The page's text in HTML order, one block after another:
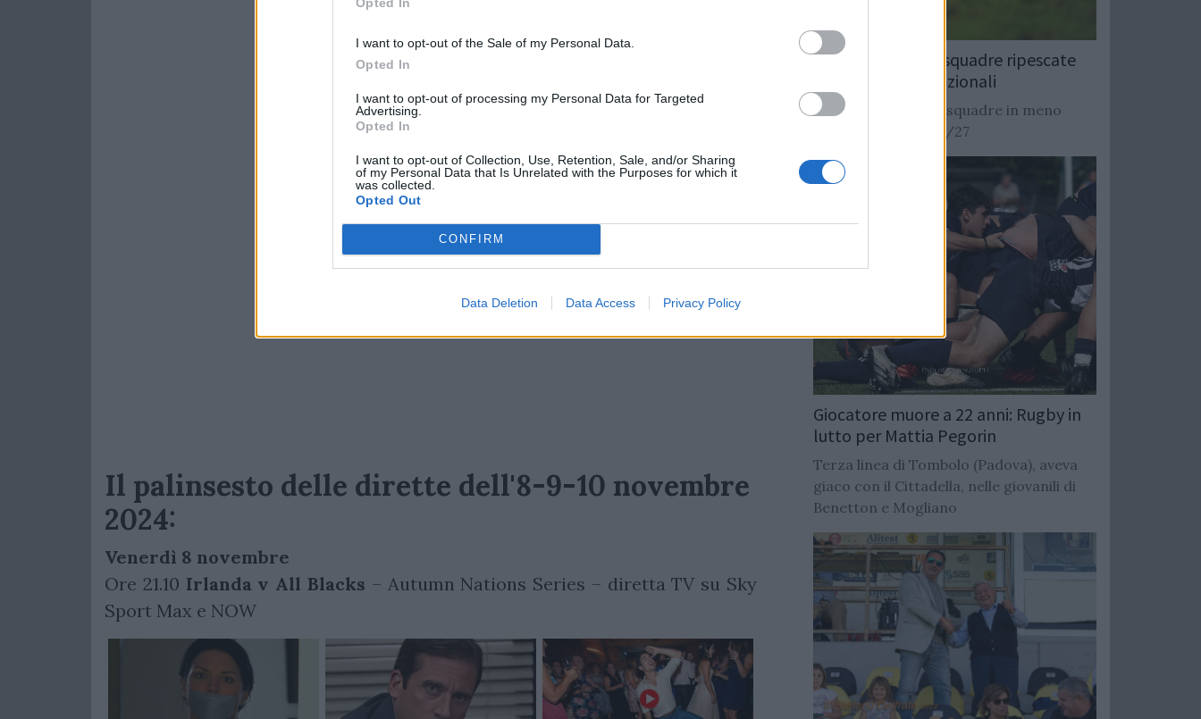
I want to opt-out of the Sale of my Personal Data.
Opted In
I want to opt-out of processing my Personal Data for Targeted
Advertising.
Opted In
I want to opt-out of Collection, Use, Retention, Sale, and/or Sharing
of my Personal Data that Is Unrelated with the Purposes for which it
was collected.
Opted Out
CONFIRM
Data Deletion Data Access Privacy Policy
Il palinsesto delle dirette dell'8-9-10 novembre
2024:
Venerdì 8 novembre
Ore 21.10 Irlanda v All Blacks – Autumn Nations Series – diretta TV su Sky
Sport Max e NOW
Rugby: Record di squadre ripescate
nei campionati nazionali
Si stimano oltre 20 squadre in meno
dalla stagione 2026/27
Giocatore muore a 22 anni: Rugby in
lutto per Mattia Pegorin
Terza linea di Tombolo (Padova), aveva
giaco con il Cittadella, nelle giovanili di
Benetton e Mogliano